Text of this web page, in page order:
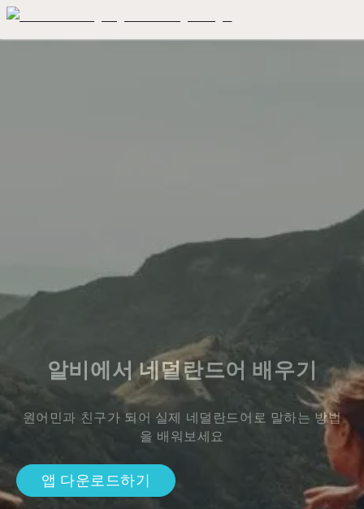
알비에서 네덜란드어 배우기
원어민과 친구가 되어 실제 네덜란드어로 말하는 방법
을 배워보세요
앱 다운로드하기